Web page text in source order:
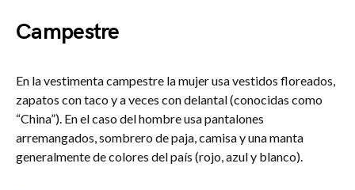
Campestre
En la vestimenta campestre la mujer usa vestidos floreados,
zapatos con taco y a veces con delantal (conocidas como
“China”). En el caso del hombre usa pantalones
arremangados, sombrero de paja, camisa y una manta
generalmente de colores del país (rojo, azul y blanco).